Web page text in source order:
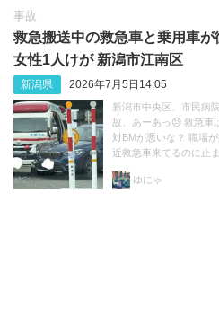
事故
救急搬送中の救急車と乗用車
女性1人けが 新潟市江南区
新潟県 2026年7月5日14:05
新潟市中央区、市民病
故、あーあっ😓 救急車
対BMが悪いな？ 職場
近救急車来てるのに止
ゆにゃ